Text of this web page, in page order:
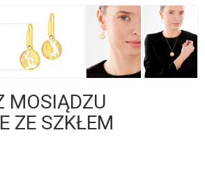
MOSIĄDZU
ZE SZKŁEM